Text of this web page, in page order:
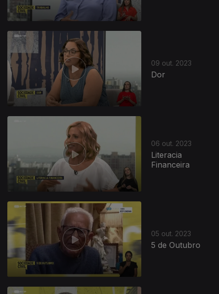
09 out. 2023
Dor
06 out. 2023
Literacia
Financeira
05 out. 2023
5 de Outubro